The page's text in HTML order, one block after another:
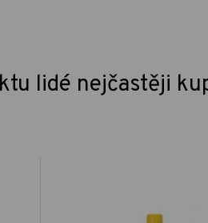
lidé nejčastěji